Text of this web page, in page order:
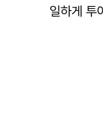
일하게 투